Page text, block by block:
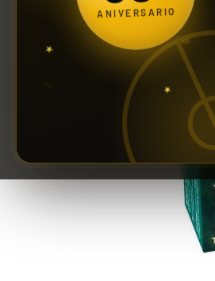
Riftbound: League of Legends TCG | Vendetta
ANIVERSARIO